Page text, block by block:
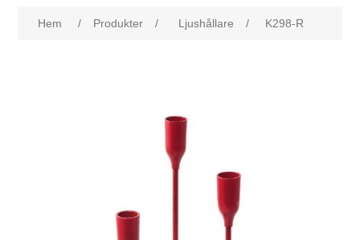
Hem / Produkter / Ljushållare / K298-R